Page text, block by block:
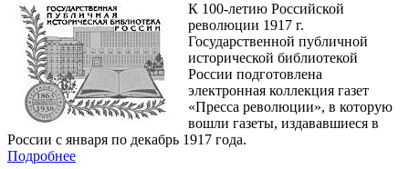
К 100-летию Российской
революции 1917 г.
Государственной публичной
исторической библиотекой
России подготовлена
электронная коллекция газет
«Пресса революции», в которую
вошли газеты, издававшиеся в
России с января по декабрь 1917 года.
Подробнее